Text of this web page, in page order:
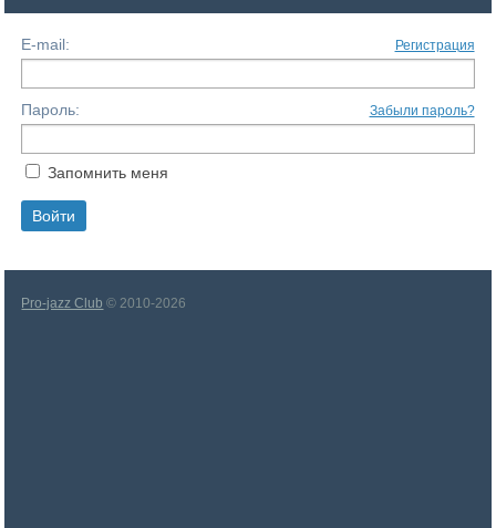
E-mail: Регистрация
Пароль: Забыли пароль?
Запомнить меня
Pro-jazz Club © 2010-2026